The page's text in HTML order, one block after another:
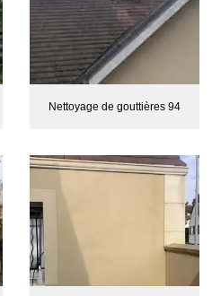
Nettoyage de gouttières 94